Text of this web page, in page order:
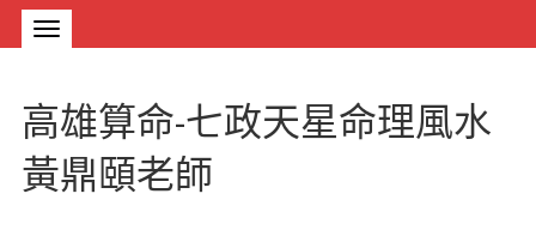
高雄算命-七政天星命理風水
黃鼎頤老師